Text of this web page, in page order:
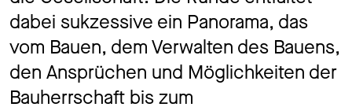
dabei sukzessive ein Panorama, das
vom Bauen, dem Verwalten des Bauens,
den Ansprüchen und Möglichkeiten der
Bauherrschaft bis zum